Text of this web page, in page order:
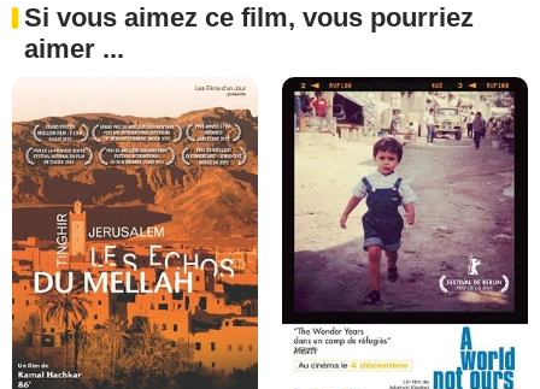
Si vous aimez ce film, vous pourriez
aimer ...